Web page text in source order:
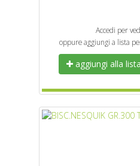
Accedi per
oppure aggiungi a lista
aggiungi alla lista